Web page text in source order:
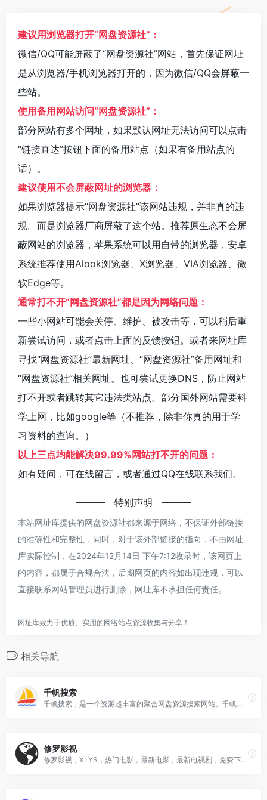
建议用浏览器打开“网盘资源社”：
微信/QQ可能屏蔽了“网盘资源社”网站，首先保证网址
是从浏览器/手机浏览器打开的，因为微信/QQ会屏蔽一
些站。
使用备用网站访问“网盘资源社”：
部分网站有多个网址，如果默认网址无法访问可以点击
“链接直达”按钮下面的备用站点（如果有备用站点的
话）。
建议使用不会屏蔽网址的浏览器：
如果浏览器提示“网盘资源社”该网站违规，并非真的违
规。而是浏览器厂商屏蔽了这个站。推荐原生态不会屏
蔽网站的浏览器，苹果系统可以用自带的浏览器，安卓
系统推荐使用Alook浏览器、 X浏览器、 VIA浏览器、 微
软Edge等。
通常打不开“网盘资源社”都是因为网络问题：
一些小网站可能会关停、维护、被攻击等，可以稍后重
新尝试访问，或者点击上面的反馈按钮。或者来网址库
寻找“网盘资源社”最新网址、“网盘资源社”备用网址和
“网盘资源社”相关网址。也可尝试更换DNS，防止网站
打不开或者跳转其它违法类站点。部分国外网站需要科
学上网，比如google等（不推荐，除非你真的用于学
习资料的查询。）
以上三点均能解决99.99%网站打不开的问题：
如有疑问，可在线留言，或者通过QQ在线联系我们。
特别声明
本站网址库提供的网盘资源社都来源于网络，不保证外部链接
的准确性和完整性，同时，对于该外部链接的指向，不由网址
库实际控制，在2024年12月14日 下午7:12收录时，该网页上
的内容，都属于合规合法，后期网页的内容如出现违规，可以
直接联系网站管理员进行删除，网址库不承担任何责任。
网址库致力于优质、实用的网络站点资源收集与分享！
相关导航
千帆搜索
千帆搜索，是一个资源超丰富的聚合网盘资源搜索网站。千帆搜索支持百度网盘搜索、阿里云盘搜索、蓝奏云搜索、天翼云盘搜索、夸克网盘搜索、迅雷云盘搜索。可以搜索影视资源、音乐资源、图片资源、电子书资源、软件资源、小说资源等等。只需要输入关键词，即可一键聚合搜索全网所有网盘资源，搜索结果直接提供网盘分享链接，大家可保存至自己的网盘或者直接下载！
修罗影视
修罗影视，XLYS，热门电影，最新电影，最新电视剧，免费下载，迅雷下载，磁力下载，电驴下载，超清原画免费在线观看!